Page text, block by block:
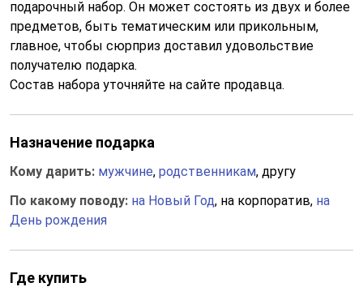
подарочный набор. Он может состоять из двух и более
предметов, быть тематическим или прикольным,
главное, чтобы сюрприз доставил удовольствие
получателю подарка.
Состав набора уточняйте на сайте продавца.
Назначение подарка
Кому дарить: мужчине, родственникам, другу
По какому поводу: на Новый Год, на корпоратив, на
День рождения
Где купить